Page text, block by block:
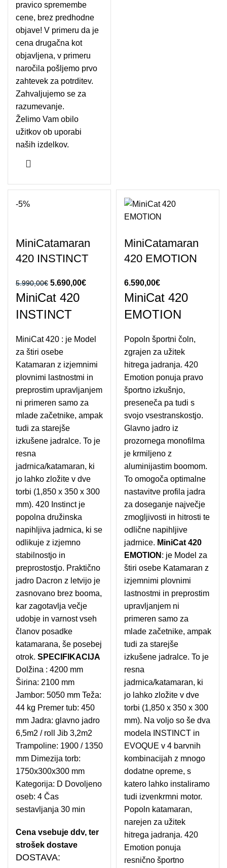
pravico spremembe
cene, brez predhodne
objave! V primeru da je
cena drugačna kot
objavljena, v primeru
naročila pošljemo prvo
zahtevek za potrditev.
Zahvaljujemo se za
razumevanje.
Želimo Vam obilo
užitkov ob uporabi
naših izdelkov.
-5%
MiniCatamaran
420 INSTINCT
5.990,00€ Izvirna cena je
bila: 5.990,00€.
5.690,00€
MiniCat 420
INSTINCT
MiniCat 420 : je Model
za štiri osebe
Katamaran z izjemnimi
plovnimi lastnostmi in
preprostim upravljanjem
ni primeren samo za
mlade začetnike, ampak
tudi za starejše
izkušene jadralce. To je
resna
jadrnica/katamaran, ki
jo lahko zložite v dve
torbi (1,850 x 350 x 300
mm). 420 Instinct je
popolna družinska
napihljiva jadrnica, ki se
odlikuje z izjemno
stabilnostjo in
preprostostjo. Praktično
jadro Dacron z letvijo je
zasnovano brez booma,
kar zagotavlja večje
udobje in varnost vseh
članov posadke
katamarana, še posebej
otrok. SPECIFIKACIJA
Dolžina : 4200 mm
Širina: 2100 mm
Jambor: 5050 mm Teža:
44 kg Premer tub: 450
mm Jadra: glavno jadro
6,5m2 / roll Jib 3,2m2
Trampoline: 1900 / 1350
mm Dimezija torb:
1750x300x300 mm
Kategorija: D Dovoljeno
oseb: 4 Čas
sestavljanja 30 min
Cena vsebuje ddv, ter
strošek dostave
DOSTAVA:
MiniCatamaran
420 EMOTION
6.590,00€
MiniCat 420
EMOTION
Popoln športni čoln,
zgrajen za užitek
hitrega jadranja. 420
Emotion ponuja pravo
športno izkušnjo,
preseneča pa tudi s
svojo vsestranskostjo.
Glavno jadro iz
prozornega monofilma
je krmiljeno z
aluminijastim boomom.
To omogoča optimalne
nastavitve profila jadra
za doseganje največje
zmogljivosti in hitrosti te
odlične napihljive
jadrnice. MiniCat 420
EMOTION : je Model za
štiri osebe Katamaran z
izjemnimi plovnimi
lastnostmi in preprostim
upravljanjem ni
primeren samo za
mlade začetnike, ampak
tudi za starejše
izkušene jadralce. To je
resna
jadrnica/katamaran, ki
jo lahko zložite v dve
torbi (1,850 x 350 x 300
mm). Na voljo so še dva
modela INSTINCT in
EVOQUE v 4 barvnih
kombinacijah z mnogo
dodatne opreme, s
katero lahko instaliramo
tudi izvenkrmni motor.
Popoln katamaran,
narejen za užitek
hitrega jadranja. 420
Emotion ponuja
resnično športno